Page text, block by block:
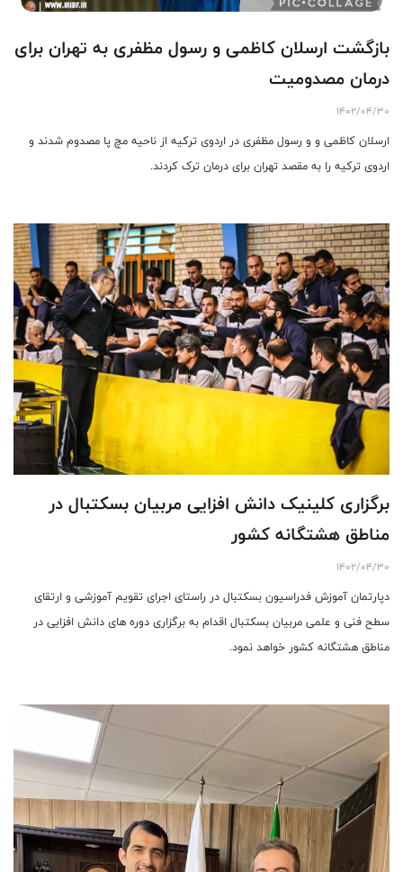
بازگشت ارسلان کاظمی و رسول مظفری به تهران برای
درمان مصدومیت
1402/04/30
ارسلان کاظمی و و رسول مظفری در اردوی ترکیه از ناحیه مچ پا مصدوم شدند و
اردوی ترکیه را به مقصد تهران برای درمان ترک کردند.
برگزاری کلینیک دانش افزایی مربیان بسکتبال در
مناطق هشتگانه کشور
1402/04/30
دپارتمان آموزش فدراسیون بسکتبال در راستای اجرای تقویم آموزشی و ارتقای
سطح فنی و علمی مربیان بسکتبال اقدام به برگزاری دوره های دانش افزایی در
مناطق هشتگانه کشور خواهد نمود.